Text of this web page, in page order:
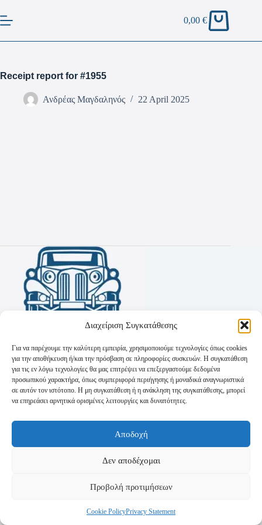
Διαχείριση Συγκατάθεσης
Για να παρέχουμε την καλύτερη εμπειρία, χρησιμοποιούμε τεχνολογίες όπως cookies
για την αποθήκευση ή/και την πρόσβαση σε πληροφορίες συσκευών. Η συγκατάθεση
για τις εν λόγω τεχνολογίες θα μας επιτρέψει να επεξεργαστούμε δεδομένα
προσωπικού χαρακτήρα, όπως συμπεριφορά περιήγησης ή μοναδικά αναγνωριστικά
σε αυτόν τον ιστότοπο. Η μη συγκατάθεση ή η ανάκληση της συγκατάθεσης, μπορεί
να επηρεάσει αρνητικά ορισμένες λειτουργίες και δυνατότητες.
Αποδοχή
Δεν αποδέχομαι
Προβολή προτιμήσεων
Cookie PolicyPrivacy Statement
0,00€
Receipt report for #1955
Ανδρέας Μαγδαληνός 22 April 2025
Πολιτική Απορρήτου
Τρόποι Αποστολής
Τρόποι Πληρωμής